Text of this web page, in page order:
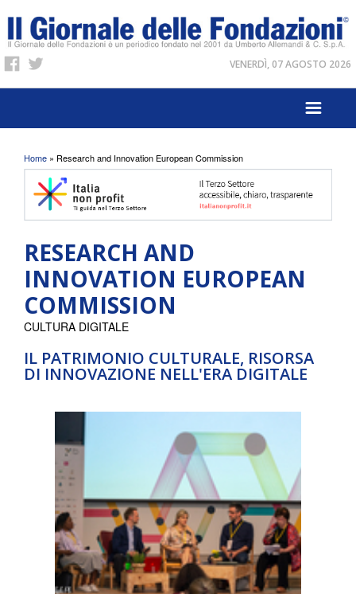
VENERDÌ, 07 AGOSTO 2026
Tu sei qui
Home » Research and Innovation European Commission
RESEARCH AND
INNOVATION EUROPEAN
COMMISSION
IL PATRIMONIO CULTURALE, RISORSA
DI INNOVAZIONE NELL'ERA DIGITALE
CULTURA DIGITALE